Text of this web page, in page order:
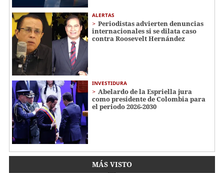
ALERTAS
Periodistas advierten denuncias
internacionales si se dilata caso
contra Roosevelt Hernández
INVESTIDURA
Abelardo de la Espriella jura
como presidente de Colombia para
el periodo 2026-2030
MÁS VISTO